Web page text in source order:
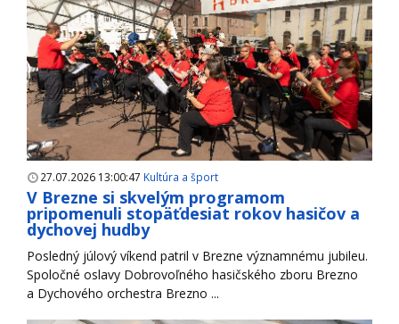
27.07.2026 13:00:47 Kultúra a šport
V Brezne si skvelým programom
pripomenuli stopäťdesiat rokov hasičov a
dychovej hudby
Posledný júlový víkend patril v Brezne významnému jubileu.
Spoločné oslavy Dobrovoľného hasičského zboru Brezno
a Dychového orchestra Brezno ...